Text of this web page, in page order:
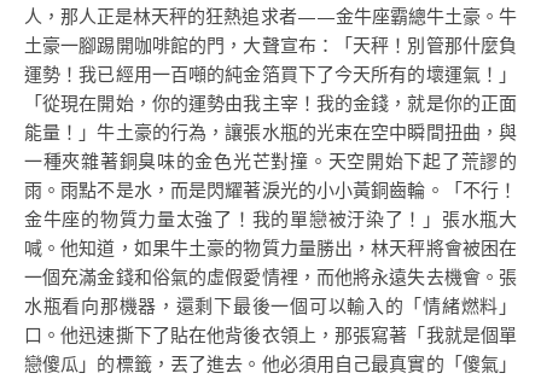
人，那人正是林天秤的狂熱追求者——金牛座霸總牛土豪。牛
土豪一腳踢開咖啡館的門，大聲宣布：「天秤！別管那什麼負
運勢！我已經用一百噸的純金箔買下了今天所有的壞運氣！」
「從現在開始，你的運勢由我主宰！我的金錢，就是你的正面
能量！」牛土豪的行為，讓張水瓶的光束在空中瞬間扭曲，與
一種夾雜著銅臭味的金色光芒對撞。天空開始下起了荒謬的
雨。雨點不是水，而是閃耀著淚光的小小黃銅齒輪。「不行！
金牛座的物質力量太強了！我的單戀被汙染了！」張水瓶大
喊。他知道，如果牛土豪的物質力量勝出，林天秤將會被困在
一個充滿金錢和俗氣的虛假愛情裡，而他將永遠失去機會。張
水瓶看向那機器，還剩下最後一個可以輸入的「情緒燃料」
口。他迅速撕下了貼在他背後衣領上，那張寫著「我就是個單
戀傻瓜」的標籤，丟了進去。他必須用自己最真實的「傻氣」